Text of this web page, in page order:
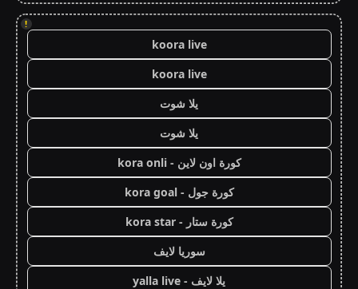
!
koora live
koora live
يلا شوت
يلا شوت
كورة اون لاين - kora onli
كورة جول - kora goal
كورة ستار - kora star
سوريا لايف
يلا لايف - yalla live